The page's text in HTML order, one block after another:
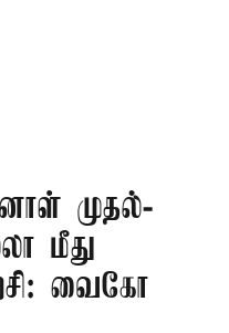
முதல்-
மீது
வைகோ